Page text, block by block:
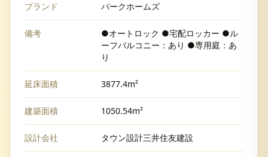
ブランド パークホームズ
備考
●オートロック ●宅配ロッカー ●ル
ーフバルコニー：あり ●専用庭：あ
り
延床面積 3877.4m²
建築面積 1050.54m²
設計会社 タウン設計三井住友建設